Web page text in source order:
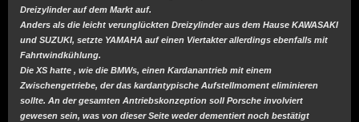
Dreizylinder auf dem Markt auf.
Anders als die leicht verunglückten Dreizylinder aus dem Hause KAWASAKI
und SUZUKI, setzte YAMAHA auf einen Viertakter allerdings ebenfalls mit
Fahrtwindkühlung.
Die XS hatte , wie die BMWs, einen Kardanantrieb mit einem
Zwischengetriebe, der das kardantypische Aufstellmoment eliminieren
sollte. An der gesamten Antriebskonzeption soll Porsche involviert
gewesen sein, was von dieser Seite weder dementiert noch bestätigt